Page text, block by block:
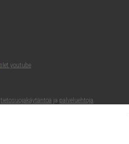
tie­to­suo­ja­käy­tän­töä ja pal­ve­lueh­to­ja